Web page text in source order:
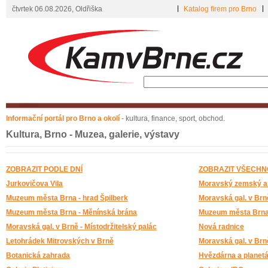
Informační portál pro Brno a okolí - kultura, finance, sport, obchod.
Katalog firem pro Brno
čtvrtek 06.08.2026, Oldřiška
Kultura, Brno - Muzea, galerie, výstavy
ZOBRAZIT PODLE DNÍ
ZOBRAZIT
Jurkovičova Vila
Moravský zemský
Muzeum města Brna - hrad Špilberk
Moravská gal. v
Muzeum města Brna - Měnínská brána
Muzeum města
Moravská gal. v Brně - Místodržitelský palác
Nová radnice
Letohrádek Mitrovských v Brně
Moravská gal. v
Botanická zahrada
Hvězdárna a